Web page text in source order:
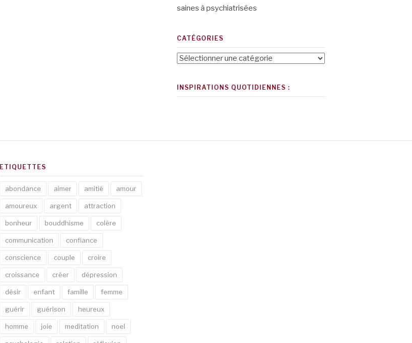
saines à psychiatrisées
CATÉGORIES
Catégories
INSPIRATIONS QUOTIDIENNES :
ETIQUETTES
abondance aimer amitié amour
amoureux argent attraction
bonheur bouddhisme colère
communication confiance
conscience couple croire
croissance créer dépression
désir enfant famille femme
guérir guérison heureux
homme joie meditation noel